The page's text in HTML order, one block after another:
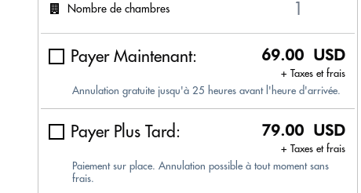
Nombre de chambres
Payer Maintenant: 69.00 USD
+ Taxes et frais
Annulation gratuite jusqu'à 25 heures avant l'heure d'arrivée.
Payer Plus Tard: 79.00 USD
+ Taxes et frais
Paiement sur place. Annulation possible à tout moment sans
frais.